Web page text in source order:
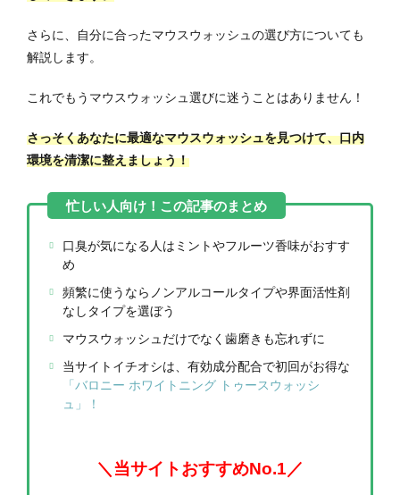
さらに、自分に合ったマウスウォッシュの選び方についても
解説します。
これでもうマウスウォッシュ選びに迷うことはありません！
さっそくあなたに最適なマウスウォッシュを見つけて、口内
環境を清潔に整えましょう！
口臭が気になる人はミントやフルーツ香味がおすす
め
頻繁に使うならノンアルコールタイプや界面活性剤
なしタイプを選ぼう
マウスウォッシュだけでなく歯磨きも忘れずに
当サイトイチオシは、有効成分配合で初回がお得な
「バロニー ホワイトニング トゥースウォッシ
ュ」！
＼当サイトおすすめNo.1／